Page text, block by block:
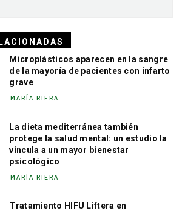
Microplásticos aparecen en la sangre
de la mayoría de pacientes con infarto
grave
MARÍA RIERA
La dieta mediterránea también
protege la salud mental: un estudio la
vincula a un mayor bienestar
psicológico
MARÍA RIERA
Tratamiento HIFU Liftera en